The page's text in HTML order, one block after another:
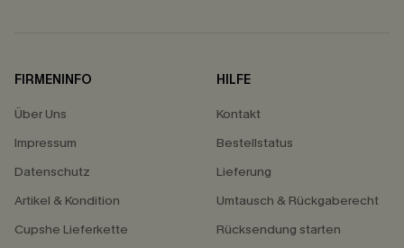
FIRMENINFO
Über Uns
Impressum
Datenschutz
Artikel & Kondition
Cupshe Lieferkette
HILFE
Kontakt
Bestellstatus
Lieferung
Umtausch & Rückgaberecht
Rücksendung starten